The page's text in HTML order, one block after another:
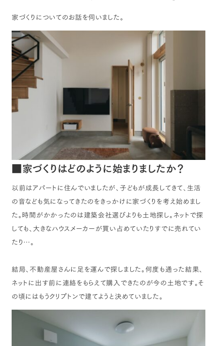
家づくりについてのお話を伺いました。
■家づくりはどのように始まりましたか？
以前はアパートに住んでいましたが、子どもが成長してきて、生活
の音なども気になってきたのをきっかけに家づくりを考え始めまし
た。時間がかかったのは建築会社選びよりも土地探し。ネットで探
しても、大きなハウスメーカーが買い占めていたりすでに売れてい
たり…。
結局、不動産屋さんに足を運んで探しました。何度も通った結果、
ネットに出す前に連絡をもらえて購入できたのが今の土地です。そ
の頃にはもうクリプトンで建てようと決めていました。